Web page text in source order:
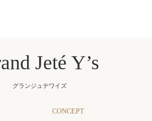
Jeté Y’s
グランジュテワイズ
CONCEPT